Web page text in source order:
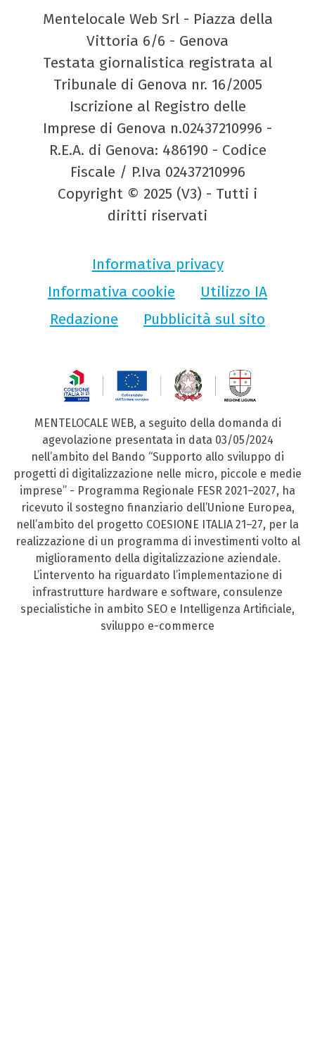
Mentelocale Web Srl - Piazza della
Vittoria 6/6 - Genova
Testata giornalistica registrata al
Tribunale di Genova nr. 16/2005
Iscrizione al Registro delle
Imprese di Genova n.02437210996 -
R.E.A. di Genova: 486190 - Codice
Fiscale / P.Iva 02437210996
Copyright © 2025 (V3) - Tutti i
diritti riservati
Informativa privacy
Informativa cookie
Utilizzo IA
Redazione
Pubblicità sul sito
MENTELOCALE WEB, a seguito della domanda di
agevolazione presentata in data 03/05/2024
nell’ambito del Bando “Supporto allo sviluppo di
progetti di digitalizzazione nelle micro, piccole e medie
imprese” - Programma Regionale FESR 2021–2027, ha
ricevuto il sostegno finanziario dell’Unione Europea,
nell’ambito del progetto COESIONE ITALIA 21–27, per la
realizzazione di un programma di investimenti volto al
miglioramento della digitalizzazione aziendale.
L’intervento ha riguardato l’implementazione di
infrastrutture hardware e software, consulenze
specialistiche in ambito SEO e Intelligenza Artificiale,
sviluppo e-commerce